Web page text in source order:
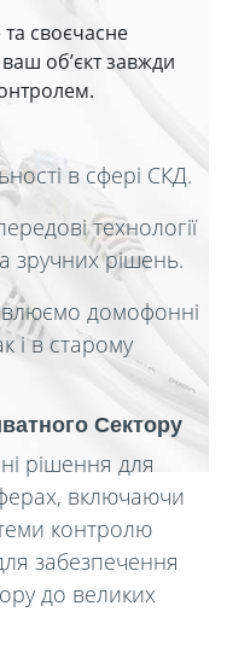
своєчасне
об’єкт завжди
в сфері СКД.
технології
зручних рішень.
домофонні
і в старому
Сектору
рішення для
включаючи
контролю
забезпечення
до великих